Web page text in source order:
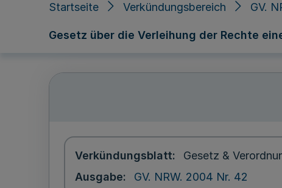
Startseite Verkündungsbereich GV.
Gesetz über die Verleihung der Rechte
Verkündungsblatt
Gesetz &
Ausgabe
GV. NRW. 2004 Nr. 42